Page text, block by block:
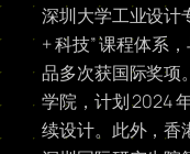
深圳大学工业设计
+ 科技” 课程体系
品多次获国际奖项
学院，计划 2024
续设计。此外，香